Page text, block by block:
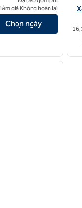
Spa, Curio Collection by
giá Không hoàn lại
Chọn ngày
ảnh sau